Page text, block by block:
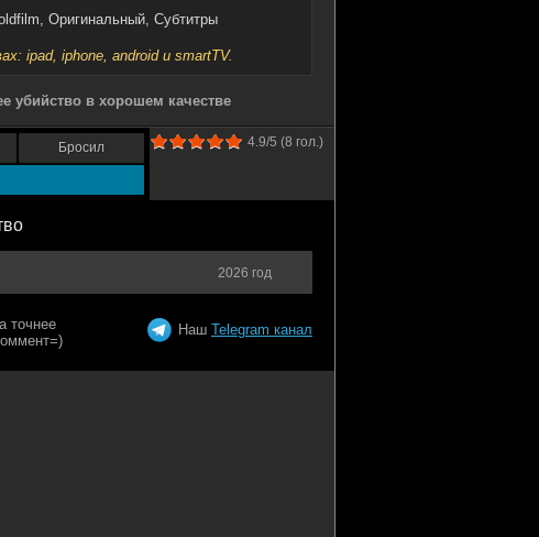
Оригинальный, Субтитры
ipad, iphone, android и smartTV.
убийство в хорошем качестве
4.9/5 (8 гол.)
Бросил
2026 год
Наш Telegram канал